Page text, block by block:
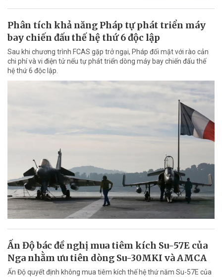
Phân tích khả năng Pháp tự phát triển máy
bay chiến đấu thế hệ thứ 6 độc lập
Sau khi chương trình FCAS gặp trở ngại, Pháp đối mặt với rào cản
chi phí và vi điện tử nếu tự phát triển dòng máy bay chiến đấu thế
hệ thứ 6 độc lập.
Ấn Độ bác đề nghị mua tiêm kích Su-57E của
Nga nhằm ưu tiên dòng Su-30MKI và AMCA
Ấn Độ quyết định không mua tiêm kích thế hệ thứ năm Su-57E của